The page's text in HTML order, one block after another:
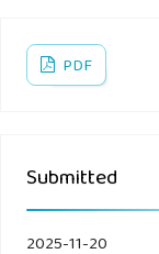
STEAM Pada
8(1), 51-64.
Afif Luthfy.
Berbasis STEAM
Smart Paud 8.1
PDF
Submitted
2025-11-20